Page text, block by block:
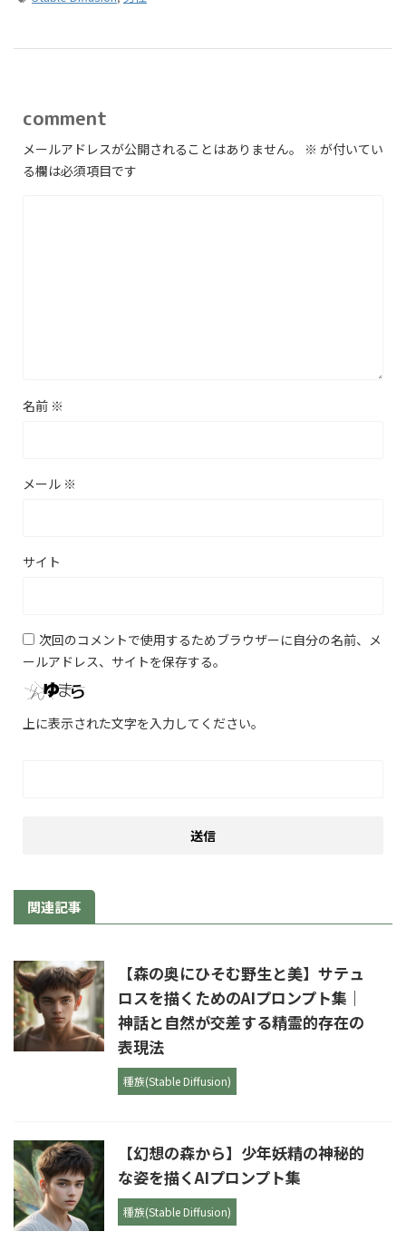
comment
メールアドレスが公開されることはありません。 ※ が付いてい
る欄は必須項目です
名前 ※
メール ※
サイト
次回のコメントで使用するためブラウザーに自分の名前、メ
ールアドレス、サイトを保存する。
上に表示された文字を入力してください。
関連記事
【森の奥にひそむ野生と美】サテュ
ロスを描くためのAIプロンプト集｜
神話と自然が交差する精霊的存在の
表現法
種族(Stable Diffusion)
【幻想の森から】少年妖精の神秘的
な姿を描くAIプロンプト集
種族(Stable Diffusion)